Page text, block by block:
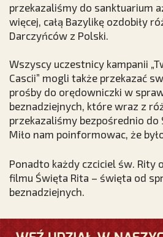
przekazaliśmy do sanktuarium
więcej, całą Bazylikę ozdobiły
Darczyńców z Polski.
Wszyscy uczestnicy kampanii
Cascii” mogli także przekazać
prośby do orędowniczki w
beznadziejnych, które wraz z
przekazaliśmy bezpośrednio do
Miło nam poinformowac, że
Ponadto każdy czciciel św. Rity
filmu Święta Rita – święta od
beznadziejnych.